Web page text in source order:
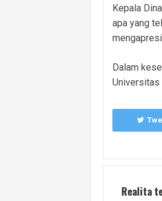
Kepala
apa yang
Dalam
Universitas
Realita